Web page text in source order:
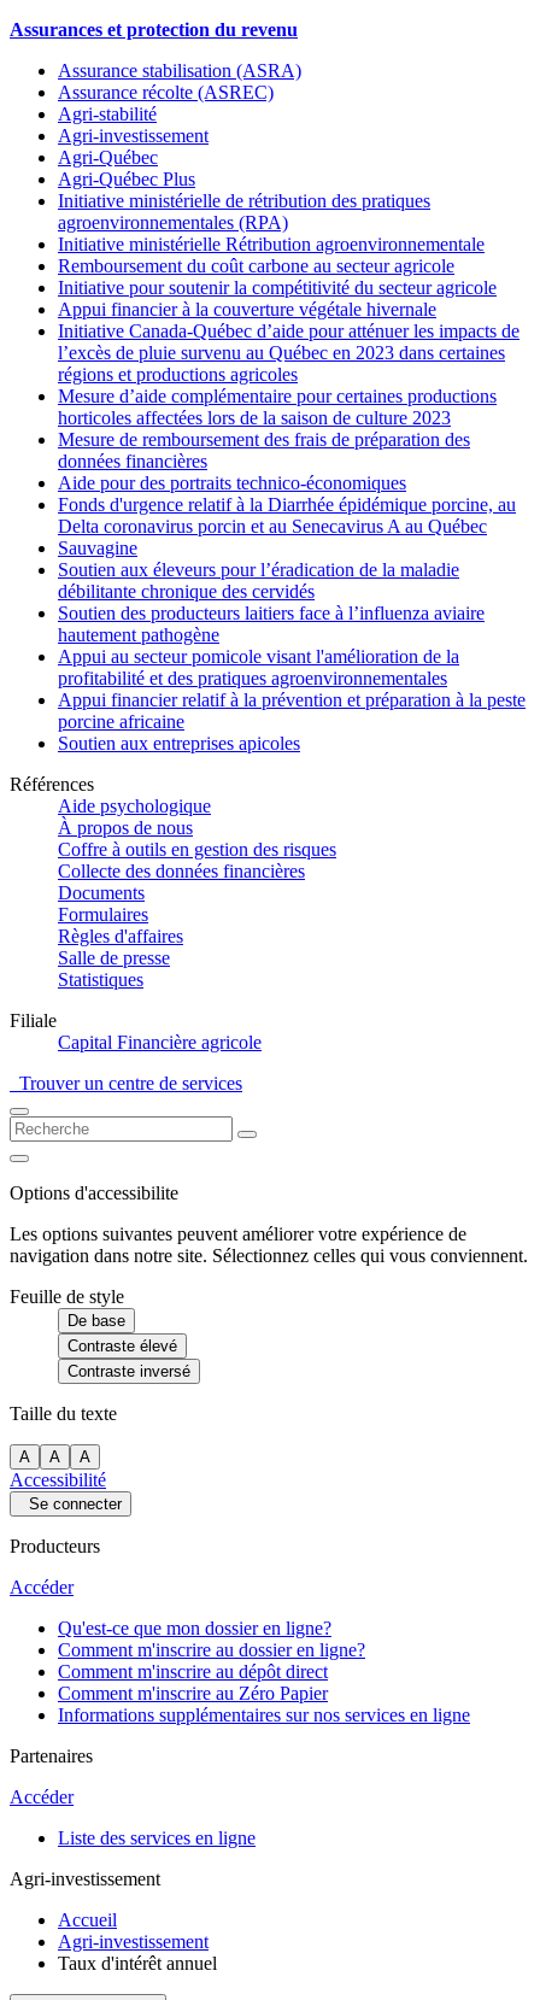
Assurances et protection du revenu
Assurance stabilisation (ASRA)
Assurance récolte (ASREC)
Agri-stabilité
Agri-investissement
Agri-Québec
Agri-Québec Plus
Initiative ministérielle de rétribution des pratiques
agroenvironnementales (RPA)
Initiative ministérielle Rétribution agroenvironnementale
Remboursement du coût carbone au secteur agricole
Initiative pour soutenir la compétitivité du secteur agricole
Appui financier à la couverture végétale hivernale
Initiative Canada-Québec d’aide pour atténuer les impacts de
l’excès de pluie survenu au Québec en 2023 dans certaines
régions et productions agricoles
Mesure d’aide complémentaire pour certaines productions
horticoles affectées lors de la saison de culture 2023
Mesure de remboursement des frais de préparation des
données financières
Aide pour des portraits technico-économiques
Fonds d'urgence relatif à la Diarrhée épidémique porcine, au
Delta coronavirus porcin et au Senecavirus A au Québec
Sauvagine
Soutien aux éleveurs pour l’éradication de la maladie
débilitante chronique des cervidés
Soutien des producteurs laitiers face à l’influenza aviaire
hautement pathogène
Appui au secteur pomicole visant l'amélioration de la
profitabilité et des pratiques agroenvironnementales
Appui financier relatif à la prévention et préparation à la peste
porcine africaine
Soutien aux entreprises apicoles
Références
Aide psychologique
À propos de nous
Coffre à outils en gestion des risques
Collecte des données financières
Documents
Formulaires
Règles d'affaires
Salle de presse
Statistiques
Filiale
Capital Financière agricole
Trouver un centre de services
Options d'accessibilite
Les options suivantes peuvent améliorer votre expérience de
navigation dans notre site. Sélectionnez celles qui vous conviennent.
Feuille de style
De base
Contraste élevé
Contraste inversé
Taille du texte
A A A
Accessibilité
Se connecter
Producteurs
Accéder
Qu'est-ce que mon dossier en ligne?
Comment m'inscrire au dossier en ligne?
Comment m'inscrire au dépôt direct
Comment m'inscrire au Zéro Papier
Informations supplémentaires sur nos services en ligne
Partenaires
Accéder
Liste des services en ligne
Agri-investissement
Accueil
Agri-investissement
Taux d'intérêt annuel